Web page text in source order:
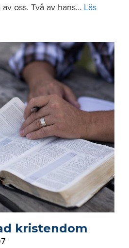
oss. Två av hans… Läs
kristendom